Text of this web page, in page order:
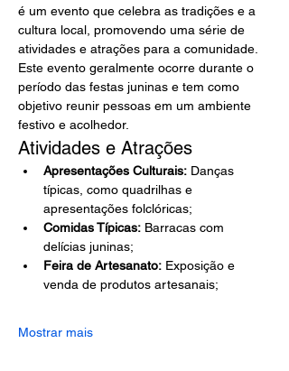
é um evento que celebra as tradições e a
cultura local, promovendo uma série de
atividades e atrações para a comunidade.
Este evento geralmente ocorre durante o
período das festas juninas e tem como
objetivo reunir pessoas em um ambiente
festivo e acolhedor.
Atividades e Atrações
Apresentações Culturais: Danças
típicas, como quadrilhas e
apresentações folclóricas;
Comidas Típicas: Barracas com
delícias juninas;
Feira de Artesanato: Exposição e
venda de produtos artesanais;
Mostrar mais